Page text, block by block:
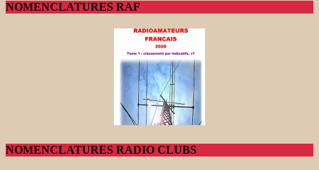
NOMENCLATURES RAF
NOMENCLATURES RADIO CLUBS